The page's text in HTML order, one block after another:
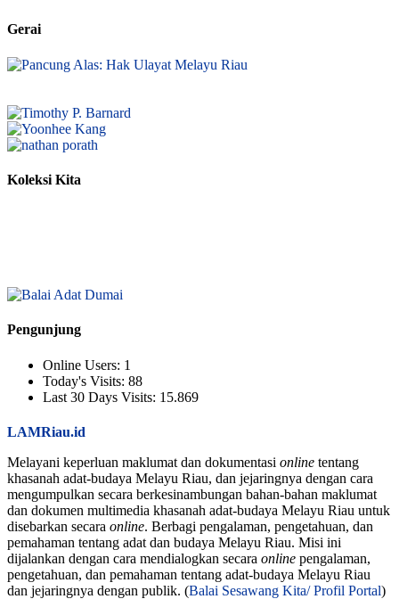
Gerai
Koleksi Kita
Pengunjung
Online Users: 1
Today's Visits: 88
Last 30 Days Visits: 15.869
LAMRiau.id
Melayani keperluan maklumat dan dokumentasi online tentang
khasanah adat-budaya Melayu Riau, dan jejaringnya dengan cara
mengumpulkan secara berkesinambungan bahan-bahan maklumat
dan dokumen multimedia khasanah adat-budaya Melayu Riau untuk
disebarkan secara online. Berbagi pengalaman, pengetahuan, dan
pemahaman tentang adat dan budaya Melayu Riau. Misi ini
dijalankan dengan cara mendialogkan secara online pengalaman,
pengetahuan, dan pemahaman tentang adat-budaya Melayu Riau
dan jejaringnya dengan publik. (Balai Sesawang Kita/ Profil Portal)